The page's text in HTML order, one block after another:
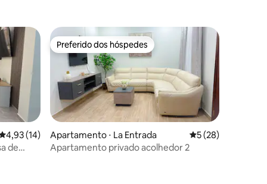
hóspedes
de uma avaliação média de 5, 14 avaliações
4,93 (14)
de
Preferido dos hóspedes
Preferido dos hóspedes
Apartamento ⋅ La Entrada 5 de uma
5 (28)
Apartamento privado acolhedor 2